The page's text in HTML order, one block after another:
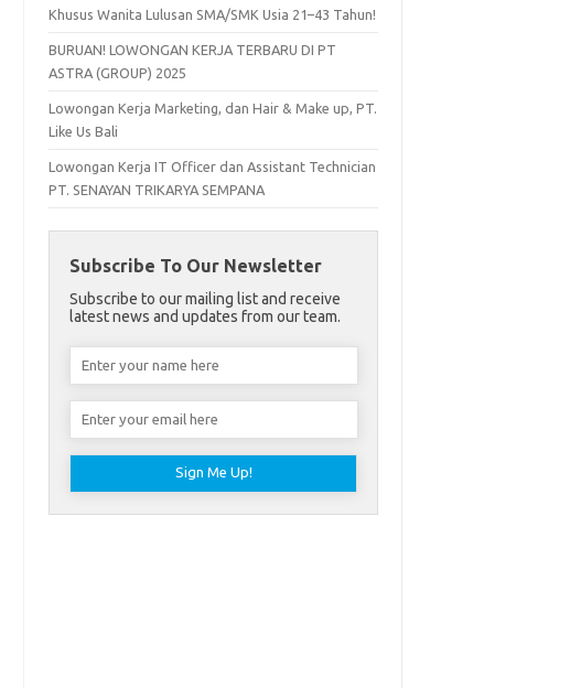
Khusus Wanita Lulusan SMA/SMK Usia 21–43 Tahun!
BURUAN! LOWONGAN KERJA TERBARU DI PT
ASTRA (GROUP) 2025
Lowongan Kerja Marketing, dan Hair & Make up, PT.
Like Us Bali
Lowongan Kerja IT Officer dan Assistant Technician
PT. SENAYAN TRIKARYA SEMPANA
Subscribe To Our Newsletter
Subscribe to our mailing list and receive
latest news and updates from our team.